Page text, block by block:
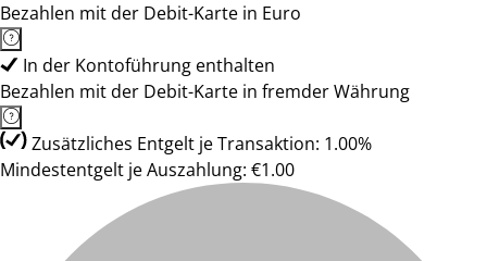
Bezahlen mit der Debit-Karte in Euro
In der Kontoführung enthalten
Bezahlen mit der Debit-Karte in fremder Währung
Zusätzliches Entgelt je Transaktion: 1.00%
Mindestentgelt je Auszahlung: €1.00